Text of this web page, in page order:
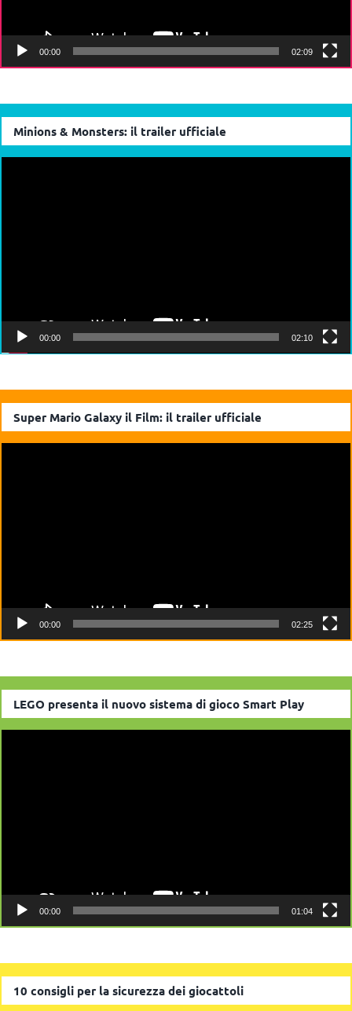
00:00 02:09
Minions & Monsters: il trailer ufficiale
00:00 02:10
Super Mario Galaxy il Film: il trailer ufficiale
00:00 02:25
LEGO presenta il nuovo sistema di gioco Smart Play
00:00 01:04
10 consigli per la sicurezza dei giocattoli